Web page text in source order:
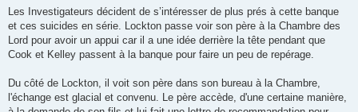
Les Investigateurs décident de s’intéresser de plus prés à cette banque
et ces suicides en série. Lockton passe voir son père à la Chambre des
Lord pour avoir un appui car il a une idée derrière la tête pendant que
Cook et Kelley passent à la banque pour faire un peu de repérage.
Du côté de Lockton, il voit son père dans son bureau à la Chambre,
l'échange est glacial et convenu. Le père accède, d'une certaine manière,